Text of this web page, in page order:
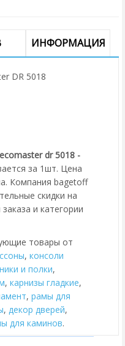
ИНФОРМАЦИЯ
DR 5018
dr 5018 -
за 1шт. Цена
Компания bagetoff
скидки на
и категории
товары от
, консоли
и полки,
, карнизы гладкие,
, рамы для
, декор дверей,
для каминов.